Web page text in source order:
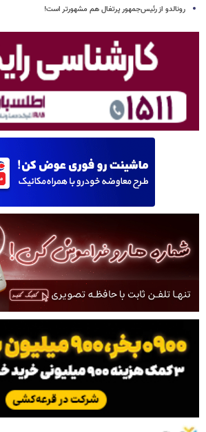
رونالدو از رئیس‌جمهور پرتغال هم مشهورتر است!